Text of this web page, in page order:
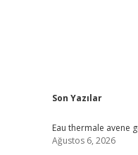
Sidebar
Son Yazılar
Eau thermale avene
Ağustos 6, 2026